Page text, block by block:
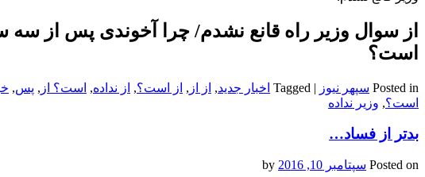
از سوال وزیر راه قانع نشدم/ چرا آخوندی پس از سه
است؟
Posted in سپهر نیوز |
Tagged اخبار جدید, از از , از است؟, از نداده, است؟ از , پس,
است؟, وزیر نداده
بدتر از فساد…
Posted on سپتامبر 10, 2016